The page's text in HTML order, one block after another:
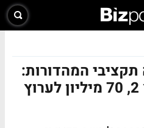
אישרה תקציבי המהדורות:
90 מיליון ש' לערוץ 2, 70 מיליון לערוץ